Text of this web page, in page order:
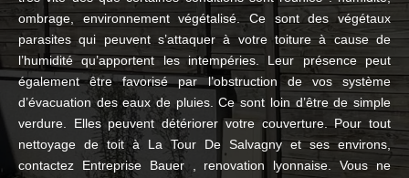
ombrage, environnement végétalisé. Ce sont des végétaux
parasites qui peuvent s’attaquer à votre toiture à cause de
l’humidité qu’apportent les intempéries. Leur présence peut
également être favorisé par l’obstruction de vos système
d’évacuation des eaux de pluies. Ce sont loin d’être de simple
verdure. Elles peuvent détériorer votre couverture. Pour tout
nettoyage de toit à La Tour De Salvagny et ses environs,
contactez Entreprise Bauer , renovation lyonnaise. Vous ne